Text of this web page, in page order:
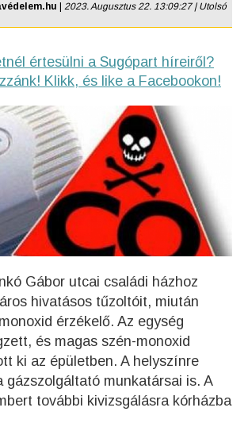
2023. Augusztus 22. 13:09:27 | Utolsó
értesülni a Sugópart híreiről?
Klikk, és like a Facebookon!
Gábor utcai családi házhoz
hivatásos tűzoltóit, miután
érzékelő. Az egység
és magas szén-monoxid
ki az épületben. A helyszínre
gázszolgáltató munkatársai is. A
további kivizsgálásra kórházba